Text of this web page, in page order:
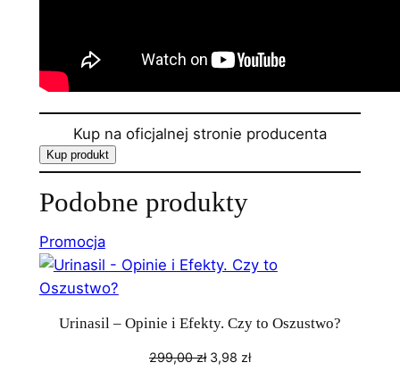
Kup na oficjalnej stronie producenta
Kup produkt
Podobne produkty
PromocjaProdukt
w
promocji
Urinasil – Opinie i Efekty. Czy to Oszustwo?
299,00zł Pierwotna
3,98 złAktualna